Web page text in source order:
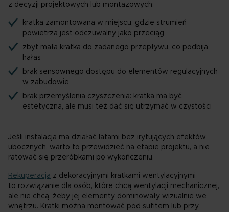
z decyzji projektowych lub montażowych:
kratka zamontowana w miejscu, gdzie strumień
powietrza jest odczuwalny jako przeciąg
zbyt mała kratka do zadanego przepływu, co podbija
hałas
brak sensownego dostępu do elementów regulacyjnych
w zabudowie
brak przemyślenia czyszczenia: kratka ma być
estetyczna, ale musi też dać się utrzymać w czystości
Jeśli instalacja ma działać latami bez irytujących efektów
ubocznych, warto to przewidzieć na etapie projektu, a nie
ratować się przeróbkami po wykończeniu.
Rekuperacja z dekoracyjnymi kratkami wentylacyjnymi
to rozwiązanie dla osób, które chcą wentylacji mechanicznej,
ale nie chcą, żeby jej elementy dominowały wizualnie we
wnętrzu. Kratki można montować pod sufitem lub przy